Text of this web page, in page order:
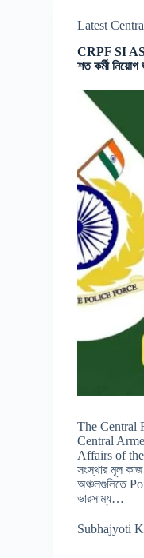
Latest
CRPF SI
শত কর্মী
The Central
Central
Affairs of
সংস্থার মূল কাজ
অঞ্চলগুলিতে
ভারসাম্য…
Subhajyoti